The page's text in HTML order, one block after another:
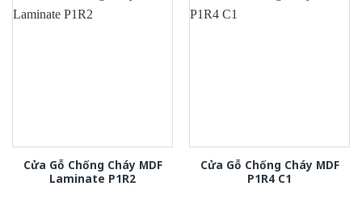
Cửa Gỗ Chống Cháy MDF
Laminate P1R2
Cửa Gỗ Chống Cháy MDF
P1R4 C1